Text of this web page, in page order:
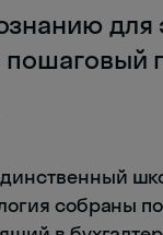
для
собраны